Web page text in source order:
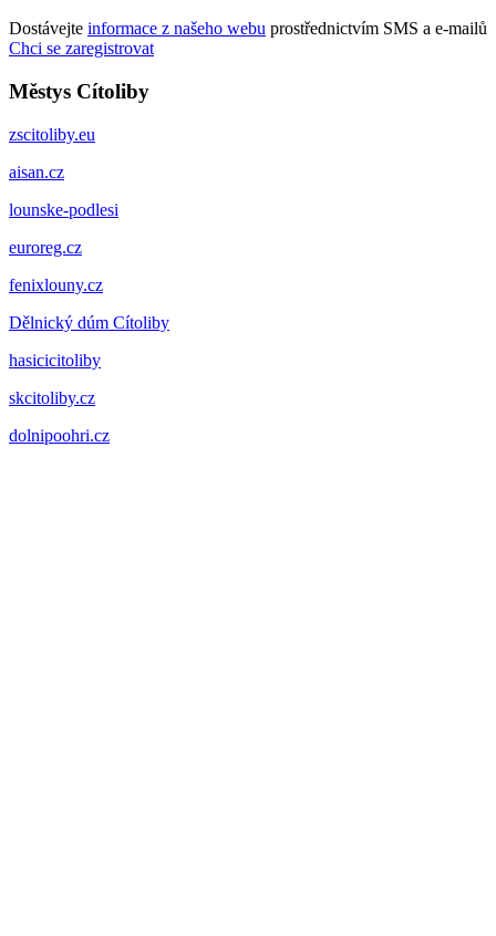
Dostávejte informace z našeho webu prostřednictvím SMS a e-mailů
Chci se zaregistrovat
Městys Cítoliby
zscitoliby.eu
aisan.cz
lounske-podlesi
euroreg.cz
fenixlouny.cz
Dělnický dúm Cítoliby
hasicicitoliby
skcitoliby.cz
dolnipoohri.cz